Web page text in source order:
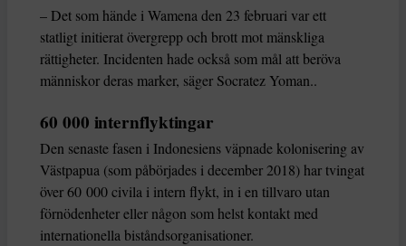
– Det som hände i Wamena den 23 februari var ett
statligt initierat övergrepp och brott mot mänskliga
rättigheter. Incidenten hade också som mål att beröva
människor deras marker, säger Socratez Yoman..
60 000 internflyktingar
Den senaste fasen i Indonesiens väpnade kolonisering av
Västpapua (som påbörjades i december 2018) har tvingat
över 60 000 civila i intern flykt, in i en tillvaro utan
förnödenheter eller någon som helst kontakt med
internationella biståndsorganisationer.